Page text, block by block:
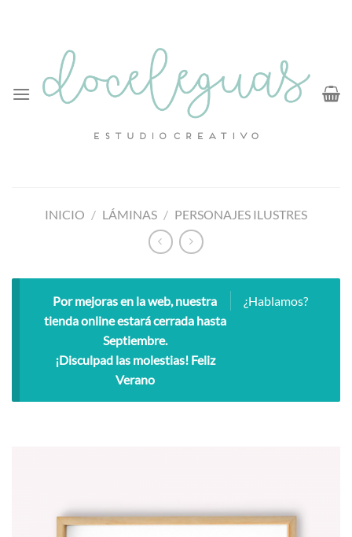
INICIO / LÁMINAS / PERSONAJES ILUSTRES
¿Hablamos?
Por mejoras en la web, nuestra
tienda online estará cerrada hasta
Septiembre.
¡Disculpad las molestias! Feliz
Verano